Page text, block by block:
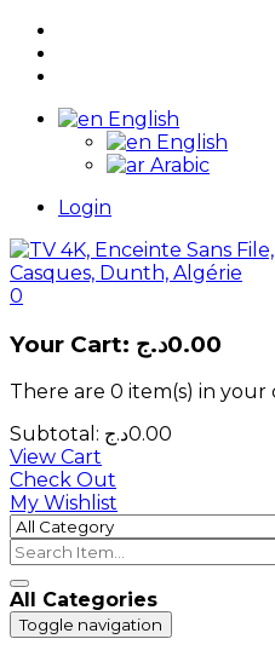
English
English
Arabic
Login
0
Your Cart: 0.00د.ج
There are 0 item(s) in your
Subtotal:
0.00د.ج
View Cart
Check Out
My Wishlist
All Categories
Toggle navigation